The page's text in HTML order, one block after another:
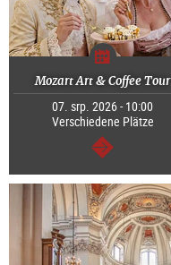
Mozart Art & Coffee Tour
07. srp. 2026 - 10:00
Verschiedene Plätze
continue